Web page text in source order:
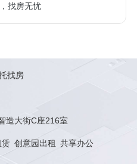
找房无忧
找房
造大街C座216室
赁 创意园出租 共享办公